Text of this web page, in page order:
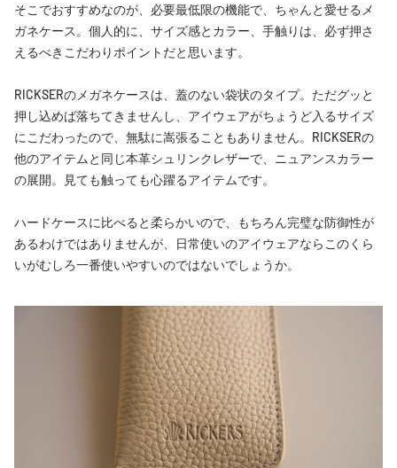
そこでおすすめなのが、必要最低限の機能で、ちゃんと愛せるメ
ガネケース。個人的に、サイズ感とカラー、手触りは、必ず押さ
えるべきこだわりポイントだと思います。
RICKSERのメガネケースは、蓋のない袋状のタイプ。ただグッと
押し込めば落ちてきませんし、アイウェアがちょうど入るサイズ
にこだわったので、無駄に嵩張ることもありません。RICKSERの
他のアイテムと同じ本革シュリンクレザーで、ニュアンスカラー
の展開。見ても触っても心躍るアイテムです。
ハードケースに比べると柔らかいので、もちろん完璧な防御性が
あるわけではありませんが、日常使いのアイウェアならこのくら
いがむしろ一番使いやすいのではないでしょうか。